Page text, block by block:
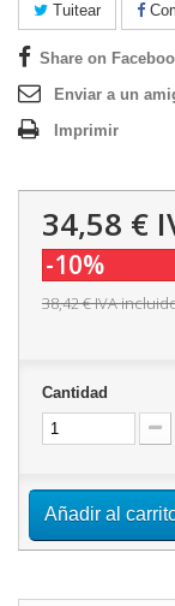
Tuitear
Share on
Enviar a un
Imprimir
34,58 €
-10%
38,42 €IVA
Cantidad
Añadir al